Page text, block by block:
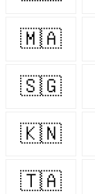
🇲🇦
🇸🇬
🇰🇳
🇹🇦